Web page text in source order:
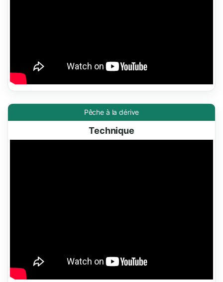
Pêche à la dérive
Technique